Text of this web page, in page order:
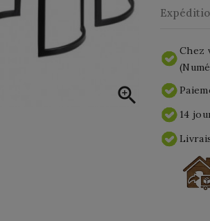

Chez
14